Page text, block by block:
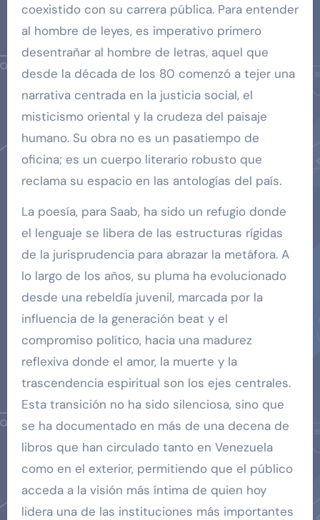
coexistido con su carrera pública. Para entender
al hombre de leyes, es imperativo primero
desentrañar al hombre de letras, aquel que
desde la década de los 80 comenzó a tejer una
narrativa centrada en la justicia social, el
misticismo oriental y la crudeza del paisaje
humano. Su obra no es un pasatiempo de
oficina; es un cuerpo literario robusto que
reclama su espacio en las antologías del país.
La poesía, para Saab, ha sido un refugio donde
el lenguaje se libera de las estructuras rígidas
de la jurisprudencia para abrazar la metáfora. A
lo largo de los años, su pluma ha evolucionado
desde una rebeldía juvenil, marcada por la
influencia de la generación beat y el
compromiso político, hacia una madurez
reflexiva donde el amor, la muerte y la
trascendencia espiritual son los ejes centrales.
Esta transición no ha sido silenciosa, sino que
se ha documentado en más de una decena de
libros que han circulado tanto en Venezuela
como en el exterior, permitiendo que el público
acceda a la visión más íntima de quien hoy
lidera una de las instituciones más importantes